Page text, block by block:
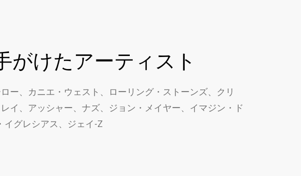
がけたアーティスト
ー、カニエ・ウェスト、ローリング・ストーンズ、クリ
イ、アッシャー、ナズ、ジョン・メイヤー、イマジン・ド
イグレシアス、ジェイ-Z